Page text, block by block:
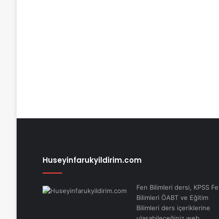
Huseyinfarukyildirim.com
Fen Bilimleri dersi, KPSS
Bilimleri ÖABT ve Eğitim
Bilimleri ders içeriklerine